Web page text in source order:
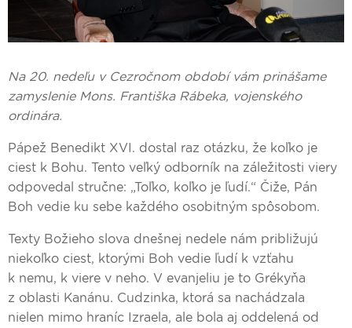
Na 20. nedeľu v Cezročnom období vám prinášame
zamyslenie Mons. Františka Rábeka, vojenského
ordinára.
Pápež Benedikt XVI. dostal raz otázku, že koľko je
ciest k Bohu. Tento veľký odborník na záležitosti viery
odpovedal stručne: „Toľko, koľko je ľudí.“ Čiže, Pán
Boh vedie ku sebe každého osobitným spôsobom.
Texty Božieho slova dnešnej nedele nám približujú
niekoľko ciest, ktorými Boh vedie ľudí k vzťahu
k nemu, k viere v neho. V evanjeliu je to Grékyňa
z oblasti Kanánu. Cudzinka, ktorá sa nachádzala
nielen mimo hraníc Izraela, ale bola aj oddelená od